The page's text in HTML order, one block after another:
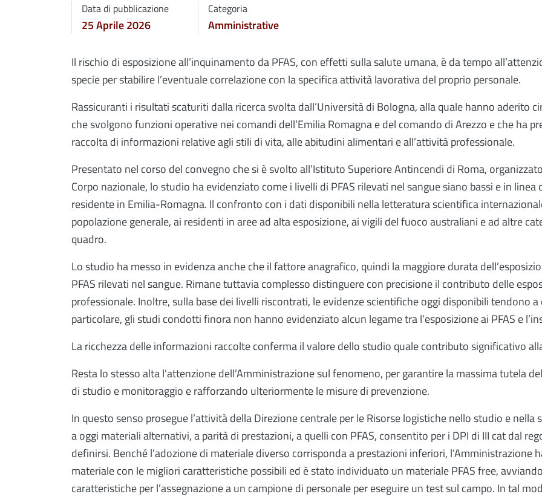
Data di pubblicazione
25 Aprile 2026
Categoria
Amministrative
Il rischio di esposizione all’inquinamento da PFAS, con effetti sulla salute umana, è da tempo
specie per stabilire l’eventuale correlazione con la specifica attività lavorativa del proprio personale.
Rassicuranti i risultati scaturiti dalla ricerca svolta dall’Università di Bologna, alla quale hanno aderito
che svolgono funzioni operative nei comandi dell’Emilia Romagna e del comando di Arezzo e che ha
raccolta di informazioni relative agli stili di vita, alle abitudini alimentari e all’attività professionale.
Presentato nel corso del convegno che si è svolto all’Istituto Superiore Antincendi di Roma,
Corpo nazionale, lo studio ha evidenziato come i livelli di PFAS rilevati nel sangue siano bassi e in
residente in Emilia-Romagna. Il confronto con i dati disponibili nella letteratura scientifica
popolazione generale, ai residenti in aree ad alta esposizione, ai vigili del fuoco australiani e ad altre
quadro.
Lo studio ha messo in evidenza anche che il fattore anagrafico, quindi la maggiore durata
PFAS rilevati nel sangue. Rimane tuttavia complesso distinguere con precisione il contributo delle
professionale. Inoltre, sulla base dei livelli riscontrati, le evidenze scientifiche oggi disponibili tendono
particolare, gli studi condotti finora non hanno evidenziato alcun legame tra l’esposizione ai PFAS e
La ricchezza delle informazioni raccolte conferma il valore dello studio quale contributo significativo
Resta lo stesso alta l’attenzione dell’Amministrazione sul fenomeno, per garantire la massima tutela
di studio e monitoraggio e rafforzando ulteriormente le misure di prevenzione.
In questo senso prosegue l’attività della Direzione centrale per le Risorse logistiche nello studio e
a oggi materiali alternativi, a parità di prestazioni, a quelli con PFAS, consentito per i DPI di III cat dal
definirsi. Benché l’adozione di materiale diverso corrisponda a prestazioni inferiori, l’Amministrazione
materiale con le migliori caratteristiche possibili ed è stato individuato un materiale PFAS free,
caratteristiche per l’assegnazione a un campione di personale per eseguire un test sul campo. In tal